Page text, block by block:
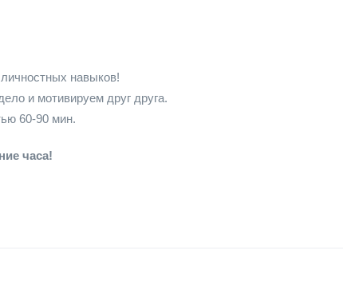
навыков!
и мотивируем друг друга.
60-90 мин.
часа!